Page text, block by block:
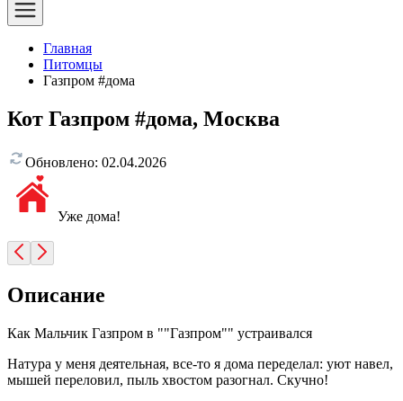
Главная
Питомцы
Газпром #дома
Кот Газпром #дома, Москва
Обновлено: 02.04.2026
Уже дома!
Описание
Как Мальчик Газпром в ""Газпром"" устраивался
Натура у меня деятельная, все-то я дома переделал: уют навел,
мышей переловил, пыль хвостом разогнал. Скучно!